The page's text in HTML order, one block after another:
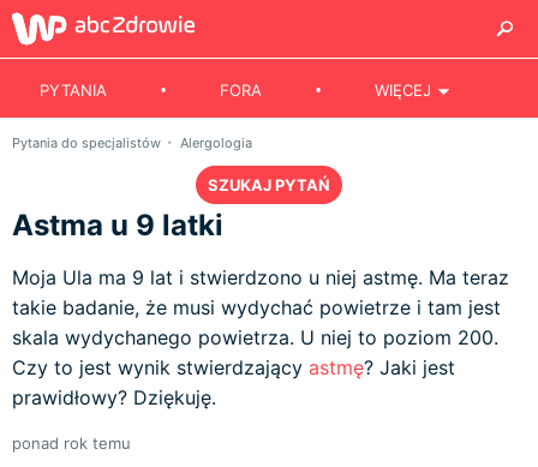
PYTANIA FORA WIĘCEJ
Pytania do specjalistów Alergologia
SZUKAJ PYTAŃ
Astma u 9 latki
Moja Ula ma 9 lat i stwierdzono u niej astmę. Ma teraz
takie badanie, że musi wydychać powietrze i tam jest
skala wydychanego powietrza. U niej to poziom 200.
Czy to jest wynik stwierdzający astmę? Jaki jest
prawidłowy? Dziękuję.
ponad rok temu